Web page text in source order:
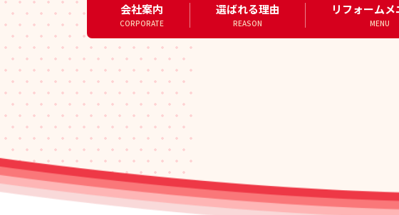
会社案内
CORPORATE
選ばれる理由
REASON
リフォームメ
MENU